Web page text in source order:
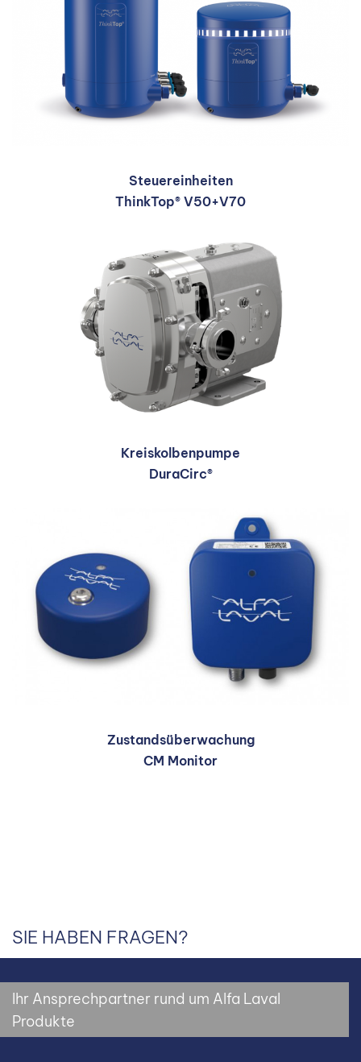
Steuereinheiten
ThinkTop® V50+V70
Kreiskolbenpumpe
DuraCirc®
Zustandsüberwachung
CM Monitor
SIE HABEN FRAGEN?
Ihr Ansprechpartner rund um Alfa Laval
Produkte